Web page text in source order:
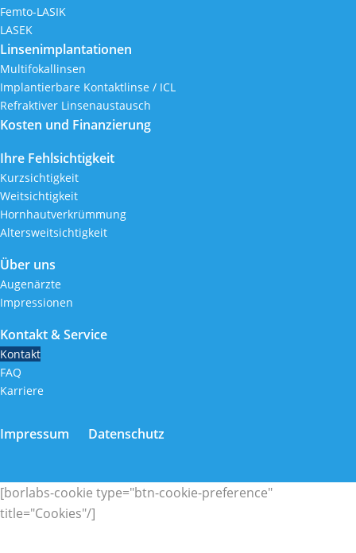
Femto-LASIK
LASEK
Linsenimplantationen
Multifokallinsen
Implantierbare Kontaktlinse / ICL
Refraktiver Linsenaustausch
Kosten und Finanzierung
Ihre Fehlsichtigkeit
Kurzsichtigkeit
Weitsichtigkeit
Hornhautverkrümmung
Altersweitsichtigkeit
Über uns
Augenärzte
Impressionen
Kontakt & Service
Kontakt
FAQ
Karriere
Impressum Datenschutz
[borlabs-cookie type="btn-cookie-preference"
title="Cookies"/]